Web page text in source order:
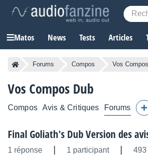
Matos News Tests Articles
Forums Compos Vos
Vos Compos Dub
Compos Avis & Critiques Forums
Final Goliath's Dub Version des
1 réponse 1 participant 493